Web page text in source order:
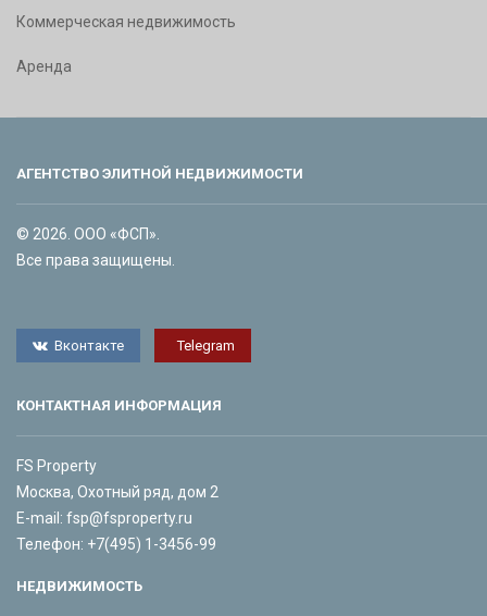
Коммерческая недвижимость
Аренда
АГЕНТСТВО ЭЛИТНОЙ НЕДВИЖИМОСТИ
© 2026. ООО «ФСП».
Все права защищены.
Вконтакте Telegram
КОНТАКТНАЯ ИНФОРМАЦИЯ
FS Property
Москва, Охотный ряд, дом 2
E-mail: fsp@fsproperty.ru
Телефон: +7(495) 1-3456-99
НЕДВИЖИМОСТЬ